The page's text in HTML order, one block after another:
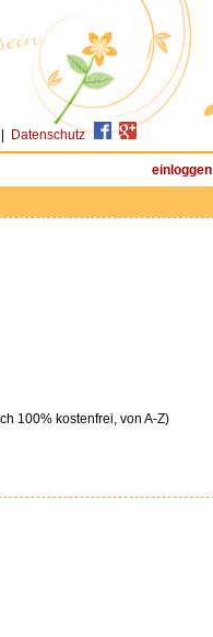
Datenschutz
einloggen
100% kostenfrei, von A-Z)